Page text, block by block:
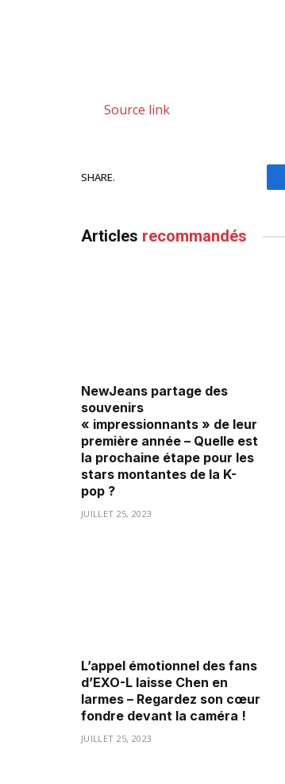
Source link
SHARE.
Articles recommandés
NewJeans partage des
souvenirs
« impressionnants » de leur
première année – Quelle est
la prochaine étape pour les
stars montantes de la K-
pop ?
JUILLET 25, 2023
L’appel émotionnel des fans
d’EXO-L laisse Chen en
larmes – Regardez son cœur
fondre devant la caméra !
JUILLET 25, 2023